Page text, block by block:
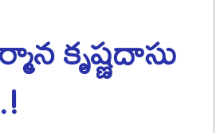
కృష్ణదాసు